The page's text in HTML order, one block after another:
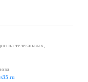
на телеканалах,